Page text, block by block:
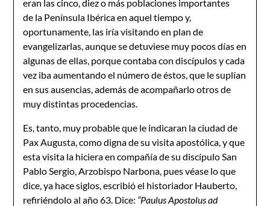
eran las cinco, diez o más poblaciones importantes
de la Península Ibérica en aquel tiempo y,
oportunamente, las iría visitando en plan de
evangelizarlas, aunque se detuviese muy po­cos días en
algunas de ellas, porque contaba con discípulos y cada
vez iba aumentando el número de éstos, que le suplían
en sus ausencias, además de acompañarlo otros de
muy distintas procedencias.
Es, tanto, muy probable que le indicaran la ciudad de
Pax Augusta, como digna de su visita apostólica, y que
esta visita la hiciera en compañía de su discípulo San
Pa­blo Sergio, Arzobispo Narbona, pues véase lo que
dice, ya hace siglos, escribió el historiador Hauberto,
refiriéndolo al año 63. Dice: “Paulus Apostolus ad